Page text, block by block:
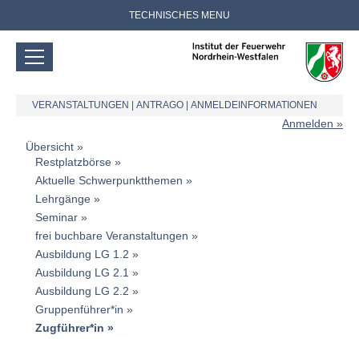
TECHNISCHES MENU
VERANSTALTUNGEN ANTRAGO ANMELDEINFORMATIONEN
Anmelden
Übersicht
Restplatzbörse
Aktuelle Schwerpunktthemen
Lehrgänge
Seminar
frei buchbare Veranstaltungen
Ausbildung LG 1.2
Ausbildung LG 2.1
Ausbildung LG 2.2
Gruppenführer*in
Zugführer*in